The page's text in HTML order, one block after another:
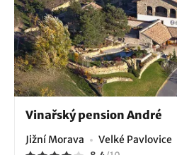
Vinařský pension André
Jižní Morava Velké Pavlovice